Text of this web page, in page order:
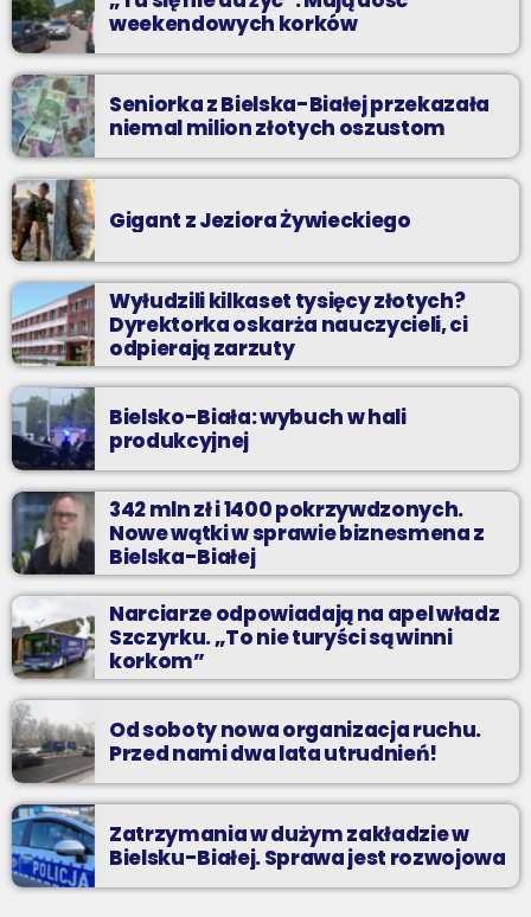
weekendowych korków
Seniorka z Bielska-Białej przekazała
niemal milion złotych oszustom
Gigant z Jeziora Żywieckiego
Wyłudzili kilkaset tysięcy złotych?
Dyrektorka oskarża nauczycieli, ci
odpierają zarzuty
Bielsko-Biała: wybuch w hali
produkcyjnej
342 mln zł i 1400 pokrzywdzonych.
Nowe wątki w sprawie biznesmena z
Bielska-Białej
Narciarze odpowiadają na apel władz
Szczyrku. „To nie turyści są winni
korkom”
Od soboty nowa organizacja ruchu.
Przed nami dwa lata utrudnień!
Zatrzymania w dużym zakładzie w
Bielsku-Białej. Sprawa jest rozwojowa